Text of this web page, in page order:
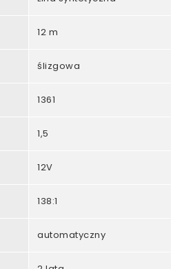
12 m
ślizgowa
1361
1,5
12V
138:1
automatyczny